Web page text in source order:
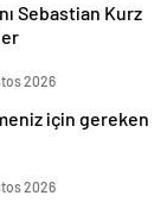
Sebastian Kurz
2026
için gereken
2026